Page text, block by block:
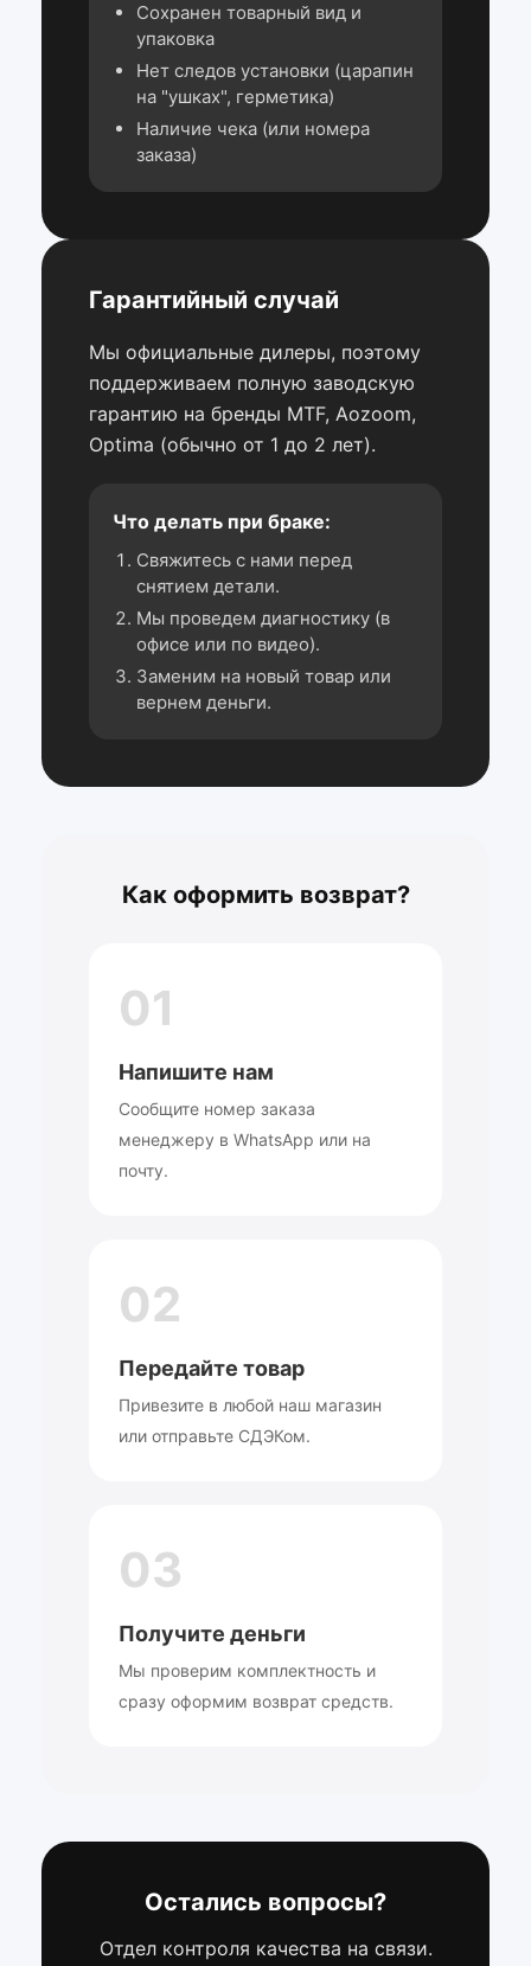
Сохранен товарный вид и
упаковка
Нет следов установки (царапин
на "ушках", герметика)
Наличие чека (или номера
заказа)
Гарантийный случай
Мы официальные дилеры, поэтому
поддерживаем полную заводскую
гарантию на бренды MTF, Aozoom,
Optima (обычно от 1 до 2 лет).
Что делать при браке:
Свяжитесь с нами перед
снятием детали.
Мы проведем диагностику (в
офисе или по видео).
Заменим на новый товар или
вернем деньги.
Как оформить возврат?
01
Напишите нам
Сообщите номер заказа
менеджеру в WhatsApp или на
почту.
02
Передайте товар
Привезите в любой наш магазин
или отправьте СДЭКом.
03
Получите деньги
Мы проверим комплектность и
сразу оформим возврат средств.
Остались вопросы?
Отдел контроля качества на связи.